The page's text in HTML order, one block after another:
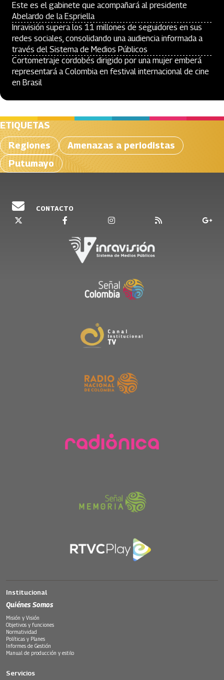
Este es el gabinete que acompañará al presidente
Abelardo de la Espriella
Inravisión supera los 11 millones de seguidores en sus
redes sociales, consolidando una audiencia informada a
través del Sistema de Medios Públicos
Cortometraje cordobés dirigido por una mujer emberá
representará a Colombia en festival internacional de cine
en Brasil
ETIQUETAS
Regiones
Amenazas a periodistas
Putumayo
CONTACTO
Institucional
Quiénes Somos
Misión y Visión
Objetivos y funciones
Normatividad
Políticas y Planes
Informes de Gestión
Manual de producción y estilo
Servicios